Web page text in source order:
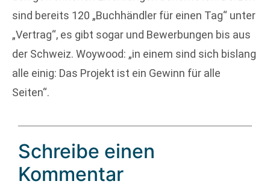
sind bereits 120 „Buchhändler für einen Tag“ unter
„Vertrag“, es gibt sogar und Bewerbungen bis aus
der Schweiz. Woywood: „in einem sind sich bislang
alle einig: Das Projekt ist ein Gewinn für alle
Seiten“.
Schreibe einen
Kommentar